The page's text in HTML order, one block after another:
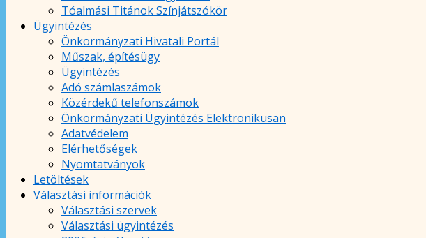
Tóalmási Titánok Színjátszókör
Ügyintézés
Önkormányzati Hivatali Portál
Műszak, építésügy
Ügyintézés
Adó számlaszámok
Közérdekű telefonszámok
Önkormányzati Ügyintézés Elektronikusan
Adatvédelem
Elérhetőségek
Nyomtatványok
Letöltések
Választási információk
Választási szervek
Választási ügyintézés